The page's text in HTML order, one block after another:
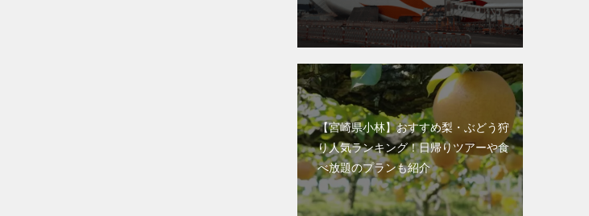
【宮崎県小林】おすすめ梨・ぶどう狩
り人気ランキング！日帰りツアーや食
べ放題のプランも紹介